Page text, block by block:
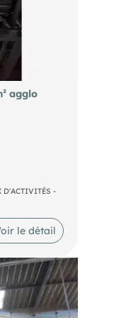
agglo
copropriété
m²
brute: 1 650
: 63 420
D'ACTIVITÉS -
le détail